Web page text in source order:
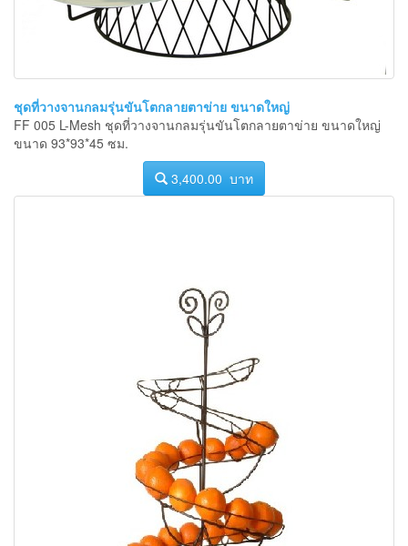
ชุดที่วางจานกลมรุ่นขันโตกลายตาข่าย ขนาดใหญ่
FF 005 L-Mesh ชุดที่วางจานกลมรุ่นขันโตกลายตาข่าย ขนาดใหญ่
ขนาด 93*93*45 ซม.
3,400.00 บาท